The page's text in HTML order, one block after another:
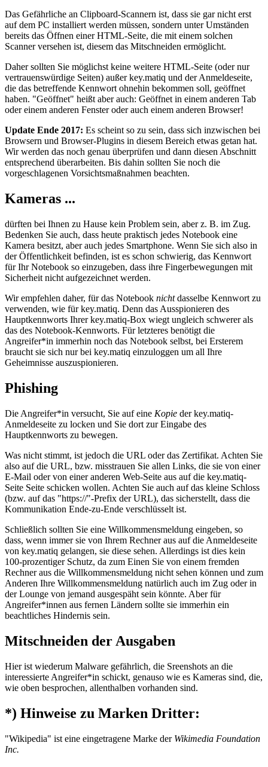
Das Gefährliche an Clipboard-Scannern ist, dass sie gar nicht erst
auf dem PC installiert werden müssen, sondern unter Umständen
bereits das Öffnen einer HTML-Seite, die mit einem solchen
Scanner versehen ist, diesem das Mitschneiden ermöglicht.
Daher sollten Sie möglichst keine weitere HTML-Seite (oder nur
vertrauenswürdige Seiten) außer key.matiq und der Anmeldeseite,
die das betreffende Kennwort ohnehin bekommen soll, geöffnet
haben. "Geöffnet" heißt aber auch: Geöffnet in einem anderen Tab
oder einem anderen Fenster oder auch einem anderen Browser!
Update Ende 2017: Es scheint so zu sein, dass sich inzwischen bei
Browsern und Browser-Plugins in diesem Bereich etwas getan hat.
Wir werden das noch genau überprüfen und dann diesen Abschnitt
entsprechend überarbeiten. Bis dahin sollten Sie noch die
vorgeschlagenen Vorsichtsmaßnahmen beachten.
Kameras ...
dürften bei Ihnen zu Hause kein Problem sein, aber z. B. im Zug.
Bedenken Sie auch, dass heute praktisch jedes Notebook eine
Kamera besitzt, aber auch jedes Smartphone. Wenn Sie sich also in
der Öffentlichkeit befinden, ist es schon schwierig, das Kennwort
für Ihr Notebook so einzugeben, dass ihre Fingerbewegungen mit
Sicherheit nicht aufgezeichnet werden.
Wir empfehlen daher, für das Notebook nichtdasselbe Kennwort zu
verwenden, wie für key.matiq. Denn das Ausspionieren des
Hauptkennworts Ihrer key.matiq-Box wiegt un­gleich schwerer als
das des Notebook-Kennworts. Für letzteres benötigt die
Angreifer*in immerhin noch das Notebook selbst, bei Ersterem
braucht sie sich nur bei key.matiq einzuloggen um all Ihre
Geheimnisse auszuspionieren.
Phishing
Die Angreifer*in versucht, Sie auf eine Kopie der key.matiq-
Anmeldeseite zu locken und Sie dort zur Eingabe des
Hauptkennworts zu bewegen.
Was nicht stimmt, ist jedoch die URL oder das Zertifikat. Achten Sie
also auf die URL, bzw. misstrauen Sie allen Links, die sie von einer
E-Mail oder von einer anderen Web-Seite aus auf die key.matiq-
Seite Seite schicken wollen. Achten Sie auch auf das kleine Schloss
(bzw. auf das "https://"-Prefix der URL), das sicherstellt, dass die
Kommunikation Ende-zu-Ende verschlüsselt ist.
Schließlich sollten Sie eine Willkommensmeldung eingeben, so
dass, wenn immer sie von Ihrem Rechner aus auf die Anmeldeseite
von key.matiq gelangen, sie diese sehen. Al­ler­dings ist dies kein
100-prozentiger Schutz, da zum Einen Sie von einem fremden
Rechner aus die Willkommensmeldung nicht sehen können und zum
Anderen Ihre Willkommensmeldung natürlich auch im Zug oder in
der Lounge von jemand ausgespäht sein könnte. Aber für
Angreifer*innen aus fernen Ländern sollte sie immerhin ein
beachtliches Hindernis sein.
Mitschneiden der Ausgaben
Hier ist wiederum Malware gefährlich, die Sreenshots an die
interessierte Angreifer*in schickt, genauso wie es Kameras sind, die,
wie oben besprochen, allenthalben vorhanden sind.
*) Hinweise zu Marken Drit­ter:
"Wikipedia" ist eine eingetragene Marke der Wikimedia Foundation
Inc.